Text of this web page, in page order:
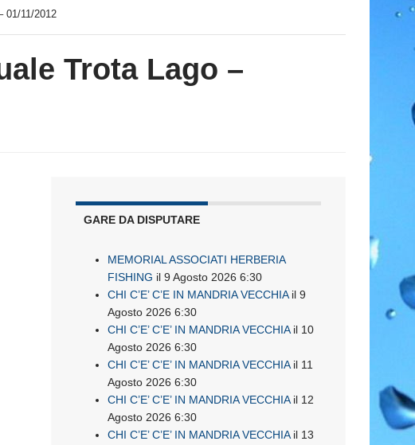
01/11/2012
Trota Lago –
GARE DA DISPUTARE
MEMORIAL ASSOCIATI HERBERIA
FISHING il 9 Agosto 2026 6:30
CHI C’E’ C’E IN MANDRIA VECCHIAil 9
Agosto 2026 6:30
CHI C’E’ C’E’ IN MANDRIA VECCHIAil 10
Agosto 2026 6:30
CHI C’E’ C’E’ IN MANDRIA VECCHIAil 11
Agosto 2026 6:30
CHI C’E’ C’E’ IN MANDRIA VECCHIAil 12
Agosto 2026 6:30
CHI C’E’ C’E’ IN MANDRIA VECCHIAil 13